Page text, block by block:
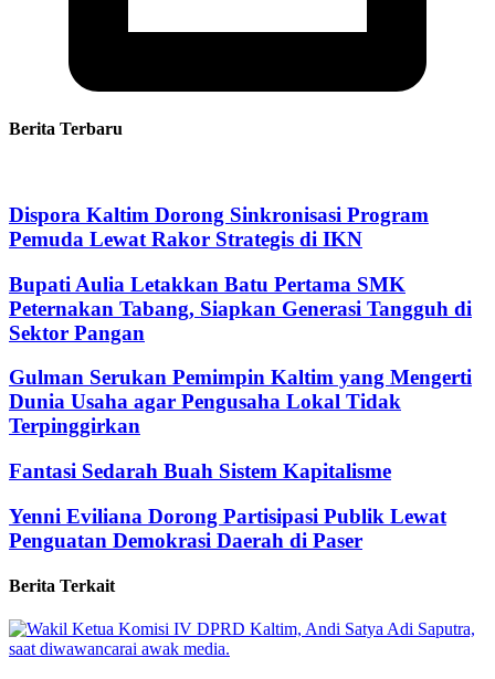
Berita Terbaru
Dispora Kaltim Dorong Sinkronisasi Program
Pemuda Lewat Rakor Strategis di IKN
Bupati Aulia Letakkan Batu Pertama SMK
Peternakan Tabang, Siapkan Generasi Tangguh di
Sektor Pangan
Gulman Serukan Pemimpin Kaltim yang Mengerti
Dunia Usaha agar Pengusaha Lokal Tidak
Terpinggirkan
Fantasi Sedarah Buah Sistem Kapitalisme
Yenni Eviliana Dorong Partisipasi Publik Lewat
Penguatan Demokrasi Daerah di Paser
Berita Terkait